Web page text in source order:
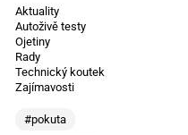
Aktuality
Autoživě testy
Ojetiny
Rady
Technický koutek
Zajímavosti
#pokuta